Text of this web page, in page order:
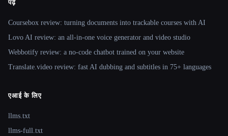
पढ़ें
Coursebox review: turning documents into trackable courses with AI
Lovo AI review: an all-in-one voice generator and video studio
Webbotify review: a no-code chatbot trained on your website
Translate.video review: fast AI dubbing and subtitles in 75+ languages
एआई के लिए
llms.txt
llms-full.txt